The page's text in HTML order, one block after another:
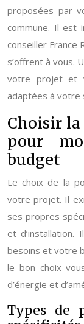
proposées par
commune. Il est
conseiller France
s’offrent à vous.
votre projet et
adaptées à votre
Choisir
pour
budget
Le choix de la
votre projet. Il
ses propres
et
besoins et votre
le bon choix
d’énergie et
Types de